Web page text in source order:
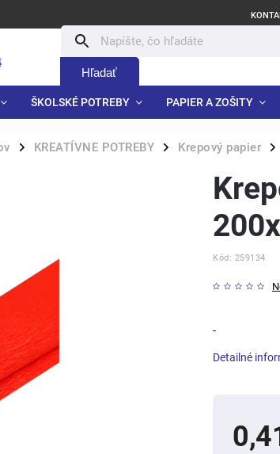
Hľadať
ŠKOLSKÉ POTREBY PAPIER A ZOŠITY
/ KREATÍVNE POTREBY / Krepový papier /
Kód: 259134
-
Detailné